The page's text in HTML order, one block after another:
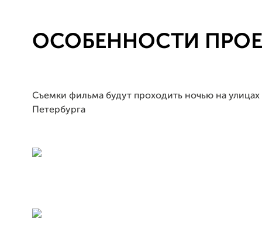
ОСОБЕННОСТИ
Съемки фильма будут проходить ночью на улицах
Петербурга